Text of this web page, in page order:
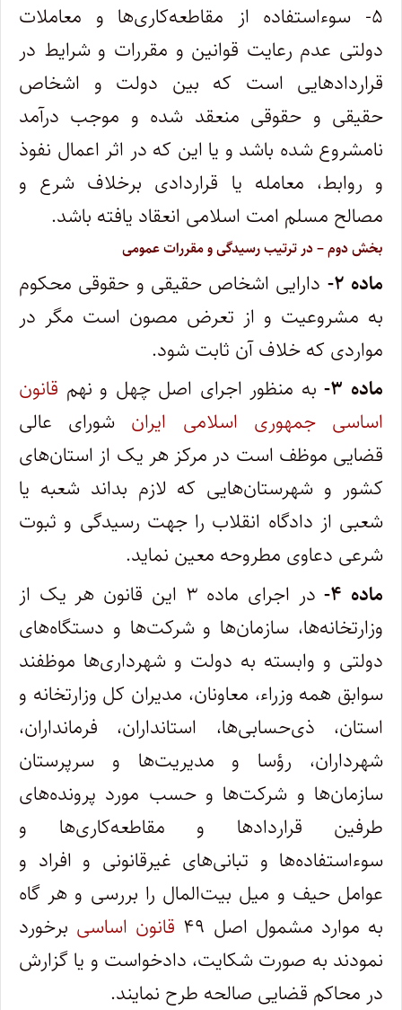
۵- سوءاستفاده از مقاطعه‌کاری‌ها و معاملات
دولتی عدم رعایت قوانین و مقررات و شرایط در
قراردادهایی است که بین دولت و اشخاص
حقیقی و حقوقی منعقد شده و موجب درآمد
نامشروع شده باشد و یا این که در اثر اعمال نفوذ
و روابط، معامله یا قراردادی برخلاف شرع و
مصالح مسلم امت اسلامی انعقاد یافته باشد.
بخش دوم – در ترتیب رسیدگی و مقررات عمومی
ماده ۲-
دارایی اشخاص حقیقی و حقوقی محکوم
به مشروعیت و از تعرض مصون است مگر در
مواردی که خلاف آن ثابت شود.
ماده ۳-
به منظور اجرای اصل چهل و نهم قانون
اساسی جمهوری اسلامی ایران شورای عالی
قضایی موظف است در مرکز هر یک از استان‌های
کشور و شهرستان‌هایی که لازم بداند شعبه یا
شعبی از دادگاه انقلاب را جهت رسیدگی و ثبوت
شرعی دعاوی مطروحه معین نماید.
ماده ۴-
در اجرای ماده ۳ این قانون هر یک از
وزارتخانه‌ها، سازمان‌ها و شرکت‌ها و دستگاه‌های
دولتی و وابسته به دولت و شهرداری‌ها موظفند
سوابق همه وزراء، معاونان، مدیران کل وزارتخانه و
استان، ذی‌حسابی‌ها، استانداران، فرمانداران،
شهرداران، رؤسا و مدیریت‌ها و سرپرستان
سازمان‌ها و شرکت‌ها و حسب مورد پرونده‌های
طرفین قراردادها و مقاطعه‌کاری‌ها و
سوءاستفاده‌ها و تبانی‌های غیر‌قانونی و افراد و
عوامل حیف و میل بیت‌المال را بررسی و هر گاه
به موارد مشمول اصل ۴۹
قانون اساسی برخورد
نمودند به صورت شکایت، دادخواست و یا گزارش
در محاکم قضایی صالحه طرح نمایند.